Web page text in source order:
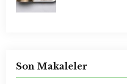
Son Makaleler